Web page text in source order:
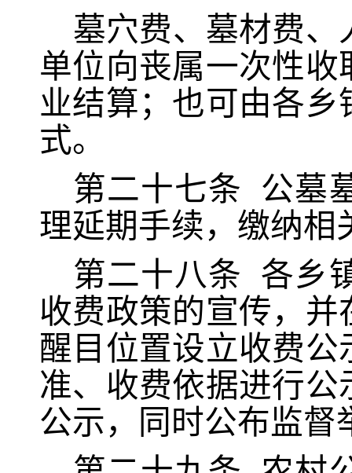
墓穴费、墓材费
单位向丧属一次性
业结算；也可由各
式。
第二十七条
公墓
理延期手续，缴纳相
第二十八条
各乡
收费政策的宣传，
醒目位置设立收费
准、收费依据进行
公示，同时公布监督